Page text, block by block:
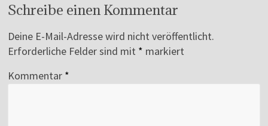
Schreibe einen Kommentar
Deine E-Mail-Adresse wird nicht veröffentlicht.
Erforderliche Felder sind mit * markiert
Kommentar *